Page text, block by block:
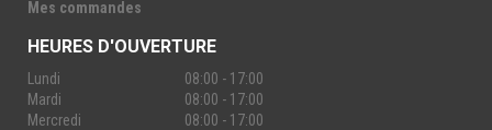
Mes commandes
HEURES D'OUVERTURE
Lundi
08:00 - 17:00
Mardi
08:00 - 17:00
Mercredi
08:00 - 17:00